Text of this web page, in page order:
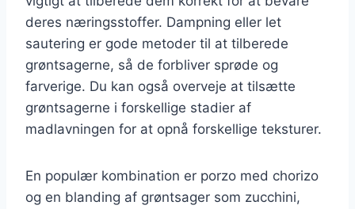
deres næringsstoffer. Dampning eller let
sautering er gode metoder til at tilberede
grøntsagerne, så de forbliver sprøde og
farverige. Du kan også overveje at tilsætte
grøntsagerne i forskellige stadier af
madlavningen for at opnå forskellige teksturer.
En populær kombination er porzo med chorizo
og en blanding af grøntsager som zucchini,